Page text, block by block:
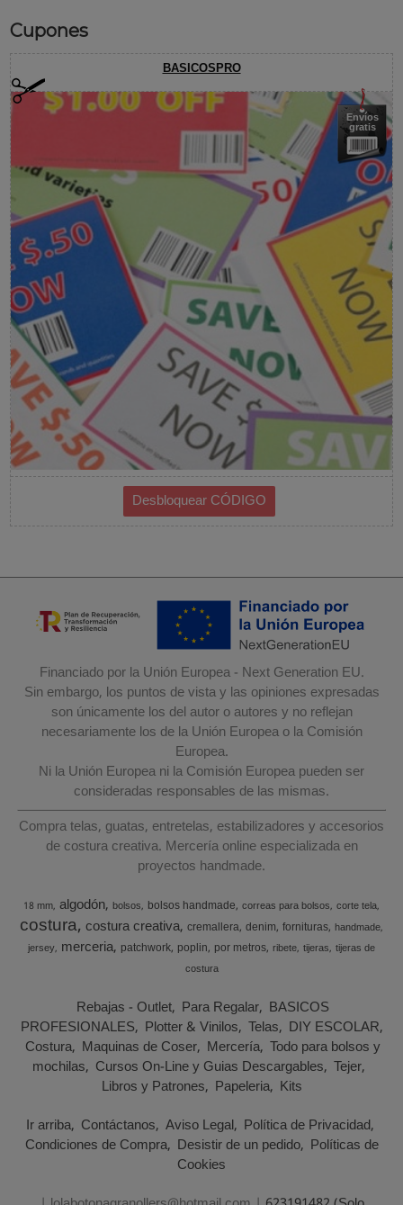
Cupones
BASICOSPRO
Envíos
gratis
Financiado por la Unión Europea - Next Generation EU.
Sin embargo, los puntos de vista y las opiniones expresadas
son únicamente los del autor o autores y no reflejan
necesariamente los de la Unión Europea o la Comisión
Europea.
Ni la Unión Europea ni la Comisión Europea pueden ser
consideradas responsables de las mismas.
Compra telas, guatas, entretelas, estabilizadores y accesorios
de costura creativa. Mercería online especializada en
proyectos handmade.
18 mm algodón bolsos bolsos handmade correas para bolsos corte tela
costura costura creativa cremallera denim fornituras handmade
jersey merceria patchwork poplin por metros ribete tijeras tijeras de
costura
Rebajas - Outlet Para Regalar BASICOS
PROFESIONALES Plotter & Vinilos Telas DIY ESCOLAR
Costura Maquinas de Coser Mercería Todo para bolsos y
mochilas Cursos On-Line y Guias Descargables Tejer
Libros y Patrones Papeleria Kits
Ir arriba Contáctanos Aviso Legal Política de Privacidad
Condiciones de Compra Desistir de un pedido Políticas de
Cookies